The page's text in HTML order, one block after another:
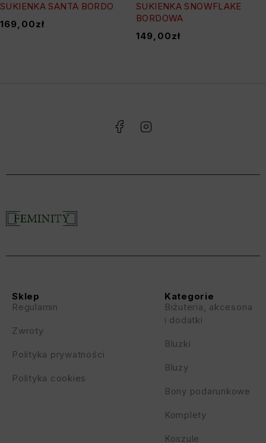
SUKIENKA SANTA BORDO
169,00zł
SUKIENKA SNOWFLAKE
BORDOWA
149,00zł
Kategorie
Biżuteria, akcesoria
i dodatki
Bluzki
Bluzy
Bony podarunkowe
Komplety
Koszule
Sklep
Regulamin
Zwroty
Polityka prywatności
Polityka cookies